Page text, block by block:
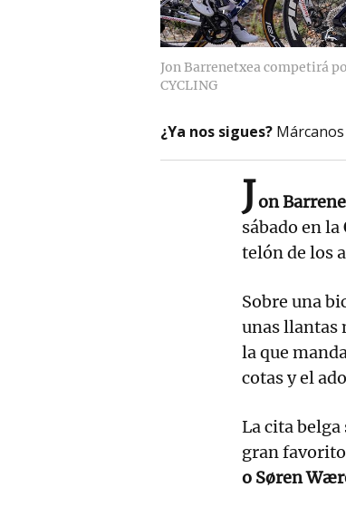
Jon Barrenetxea competirá
CYCLING
¿Ya nos sigues?
Jon
sábado en la
telón de los
Sobre una
unas llantas
la que
cotas y el
La cita
gran
o Søren